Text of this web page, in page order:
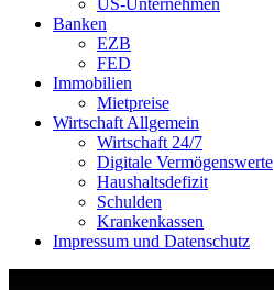
US-Unternehmen
Banken
EZB
FED
Immobilien
Mietpreise
Wirtschaft Allgemein
Wirtschaft 24/7
Digitale Vermögenswerte
Haushaltsdefizit
Schulden
Krankenkassen
Impressum und Datenschutz